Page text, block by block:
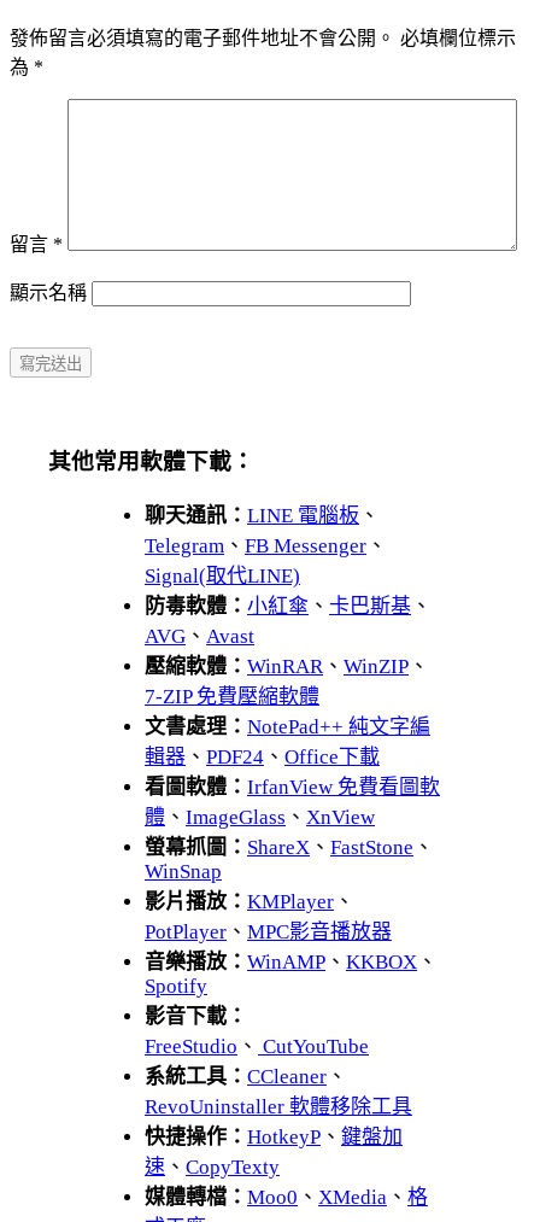
發佈留言必須填寫的電子郵件地址不會公開。 必填欄位標示
為 *
留言 *
顯示名稱
其他常用軟體下載：
聊天通訊： LINE 電腦板 、
Telegram 、 FB Messenger 、
Signal(取代LINE)
防毒軟體： 小紅傘 、 卡巴斯基 、
AVG 、 Avast
壓縮軟體： WinRAR 、 WinZIP 、
7-ZIP 免費壓縮軟體
文書處理： NotePad++ 純文字編
輯器 、 PDF24 、 Office下載
看圖軟體： IrfanView 免費看圖軟
體 、 ImageGlass 、 XnView
螢幕抓圖： ShareX 、 FastStone 、
WinSnap
影片播放： KMPlayer 、
PotPlayer 、 MPC影音播放器
音樂播放： WinAMP 、 KKBOX 、
Spotify
影音下載：
FreeStudio 、 CutYouTube
系統工具： CCleaner 、
RevoUninstaller 軟體移除工具
快捷操作： HotkeyP 、 鍵盤加
速 、 CopyTexty
媒體轉檔： Moo0 、 XMedia 、 格